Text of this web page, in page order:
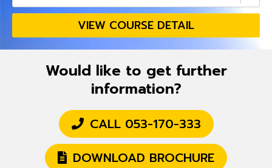
VIEW COURSE DETAIL
Would like to get further
information?
CALL 053-170-333
DOWNLOAD BROCHURE